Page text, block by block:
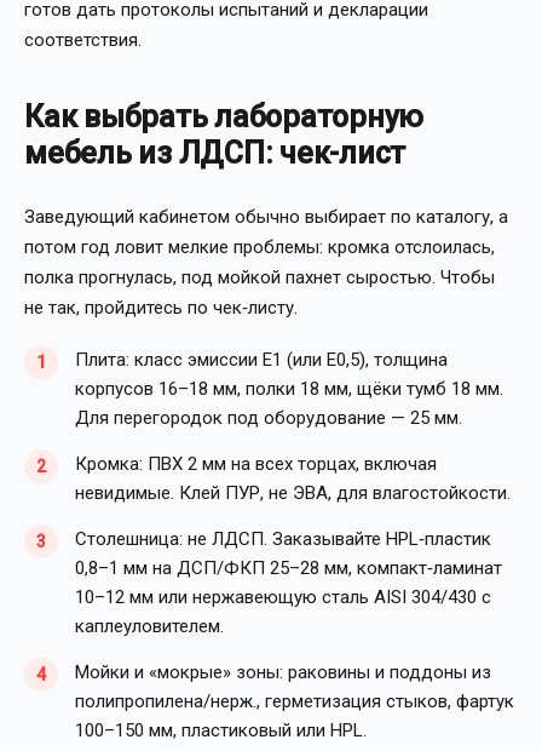
готов дать протоколы испытаний и декларации
соответствия.
Как выбрать лабораторную
мебель из ЛДСП: чек-лист
Заведующий кабинетом обычно выбирает по каталогу, а
потом год ловит мелкие проблемы: кромка отслоилась,
полка прогнулась, под мойкой пахнет сыростью. Чтобы
не так, пройдитесь по чек‑листу.
Плита: класс эмиссии Е1 (или Е0,5), толщина
корпусов 16–18 мм, полки 18 мм, щёки тумб 18 мм.
Для перегородок под оборудование — 25 мм.
Кромка: ПВХ 2 мм на всех торцах, включая
невидимые. Клей ПУР, не ЭВА, для влагостойкости.
Столешница: не ЛДСП. Заказывайте HPL‑пластик
0,8–1 мм на ДСП/ФКП 25–28 мм, компакт‑ламинат
10–12 мм или нержавеющую сталь AISI 304/430 с
каплеуловителем.
Мойки и «мокрые» зоны: раковины и поддоны из
полипропилена/нерж., герметизация стыков, фартук
100–150 мм, пластиковый или HPL.